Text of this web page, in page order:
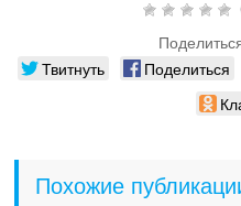
Твитнуть Поделиться
Похожие